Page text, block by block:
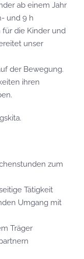
ab einem Jahr
und 9 h
die Kinder und
unser
der Bewegung.
ihren
zum
Tätigkeit
Umgang mit
Träger